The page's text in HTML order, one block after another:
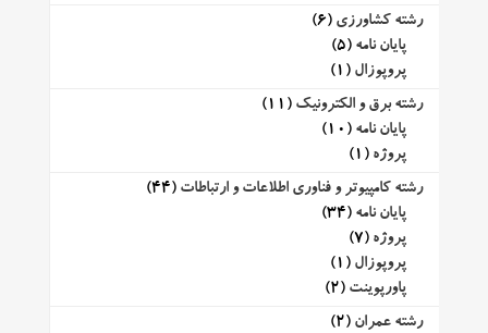
رشته کشاورزی (6)
پایان نامه (5)
پروپوزال (1)
رشته برق و الکترونیک (11)
پایان نامه (10)
پروژه (1)
رشته کامپیوتر و فناوری اطلاعات و ارتباطات (44)
پایان نامه (34)
پروژه (7)
پروپوزال (1)
پاورپوینت (2)
رشته عمران (2)